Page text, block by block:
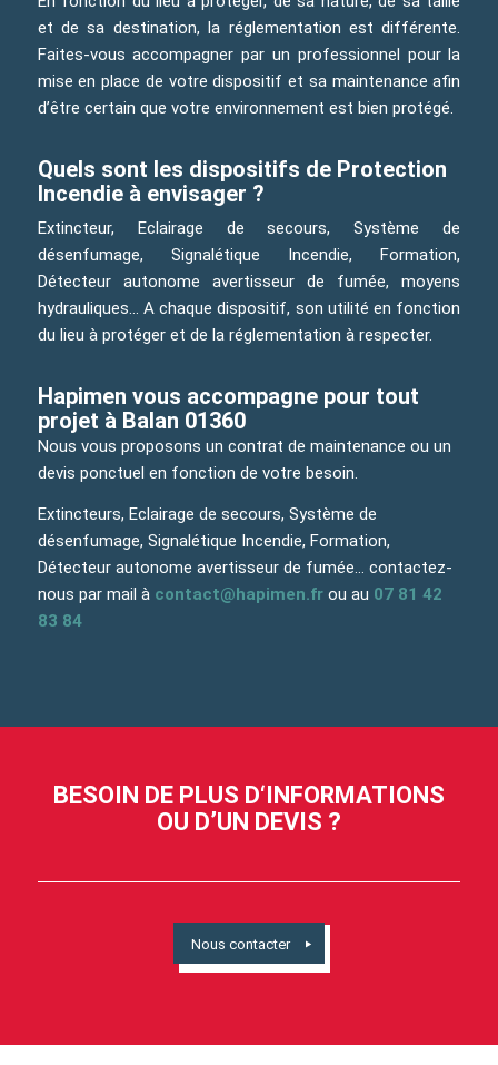
et de sa destination, la réglementation est différente.
Faites-vous accompagner par un professionnel pour la
mise en place de votre dispositif et sa maintenance afin
d’être certain que votre environnement est bien protégé.
Quels sont les dispositifs de Protection
Incendie à envisager ?
Extincteur, Eclairage de secours, Système de
désenfumage, Signalétique Incendie, Formation,
Détecteur autonome avertisseur de fumée, moyens
hydrauliques… A chaque dispositif, son utilité en fonction
du lieu à protéger et de la réglementation à respecter.
Hapimen vous accompagne pour tout
projet à Balan 01360
Nous vous proposons un contrat de maintenance ou un
devis ponctuel en fonction de votre besoin.
Extincteurs, Eclairage de secours, Système de
désenfumage, Signalétique Incendie, Formation,
Détecteur autonome avertisseur de fumée… contactez-
nous par mail à contact@hapimen.frou au 07 81 42
83 84
BESOIN DE PLUS D‘INFORMATIONS
OU D’UN DEVIS ?
Nous contacter